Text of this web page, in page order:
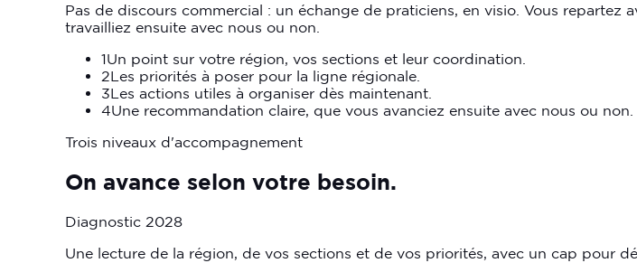
Pas de discours commercial : un échange de praticiens, en visio. Vous
travailliez ensuite avec nous ou non.
1Un point sur votre région, vos sections et leur coordination.
2Les priorités à poser pour la ligne régionale.
3Les actions utiles à organiser dès maintenant.
4Une recommandation claire, que vous avanciez ensuite avec nous ou non.
Trois niveaux d'accompagnement
On avance selon votre besoin.
Diagnostic 2028
Une lecture de la région, de vos sections et de vos priorités, avec un cap pour